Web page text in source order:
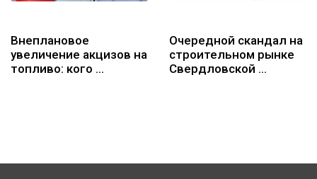
Внеплановое
увеличение акцизов на
топливо: кого …
Очередной скандал на
строительном рынке
Свердловской …